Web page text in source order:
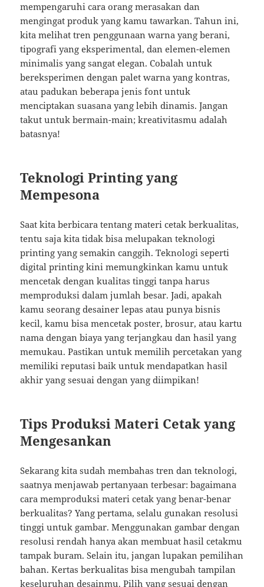
mempengaruhi cara orang merasakan dan
mengingat produk yang kamu tawarkan. Tahun ini,
kita melihat tren penggunaan warna yang berani,
tipografi yang eksperimental, dan elemen-elemen
minimalis yang sangat elegan. Cobalah untuk
bereksperimen dengan palet warna yang kontras,
atau padukan beberapa jenis font untuk
menciptakan suasana yang lebih dinamis. Jangan
takut untuk bermain-main; kreativitasmu adalah
batasnya!
Teknologi Printing yang
Mempesona
Saat kita berbicara tentang materi cetak berkualitas,
tentu saja kita tidak bisa melupakan teknologi
printing yang semakin canggih. Teknologi seperti
digital printing kini memungkinkan kamu untuk
mencetak dengan kualitas tinggi tanpa harus
memproduksi dalam jumlah besar. Jadi, apakah
kamu seorang desainer lepas atau punya bisnis
kecil, kamu bisa mencetak poster, brosur, atau kartu
nama dengan biaya yang terjangkau dan hasil yang
memukau. Pastikan untuk memilih percetakan yang
memiliki reputasi baik untuk mendapatkan hasil
akhir yang sesuai dengan yang diimpikan!
Tips Produksi Materi Cetak yang
Mengesankan
Sekarang kita sudah membahas tren dan teknologi,
saatnya menjawab pertanyaan terbesar: bagaimana
cara memproduksi materi cetak yang benar-benar
berkualitas? Yang pertama, selalu gunakan resolusi
tinggi untuk gambar. Menggunakan gambar dengan
resolusi rendah hanya akan membuat hasil cetakmu
tampak buram. Selain itu, jangan lupakan pemilihan
bahan. Kertas berkualitas bisa mengubah tampilan
keseluruhan desainmu. Pilih yang sesuai dengan